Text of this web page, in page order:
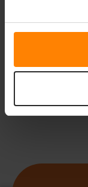
Snelle levering (tot
Gratis digitale proefdruk